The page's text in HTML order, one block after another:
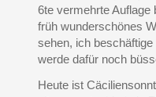
6te vermehrte Auflage
früh wunderschönes
sehen, ich
werde dafür noch
Heute ist